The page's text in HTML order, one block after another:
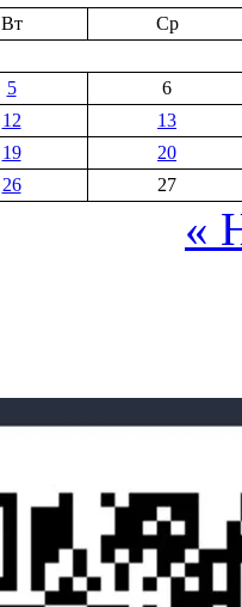
Вт Ср
5
6
12
13
19
20
26 27
«